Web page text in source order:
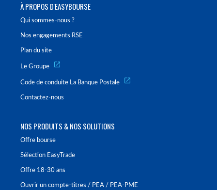
À PROPOS D'EASYBOURSE
Qui sommes-nous ?
Nos engagements RSE
Plan du site
Le Groupe
Code de conduite La Banque Postale
Contactez-nous
NOS PRODUITS & NOS SOLUTIONS
Offre bourse
Sélection EasyTrade
Offre 18-30 ans
Ouvrir un compte-titres / PEA / PEA-PME